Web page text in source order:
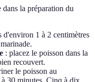
la préparation du
d'environ 1 à 2 centimètres
: placez le poisson dans la
recouvert.
le poisson au